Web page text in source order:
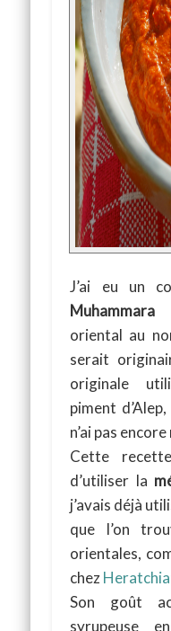
J’ai eu un
Muhammara
oriental au
serait
originale
piment
n’ai pas
Cette
d’utiliser la
j’avais déjà
que l’on
orientales,
chez
Son goût
syrupeuse